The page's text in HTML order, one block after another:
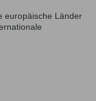
europäische Länder